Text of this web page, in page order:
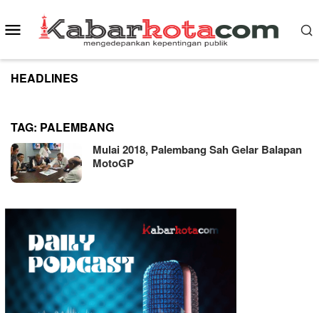
to
content
Mobile
Menu
HEADLINES
TAG: PALEMBANG
Mulai 2018, Palembang Sah Gelar Balapan
MotoGP